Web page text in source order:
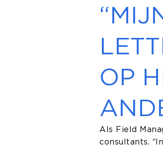
OP
Als Field
consultants.